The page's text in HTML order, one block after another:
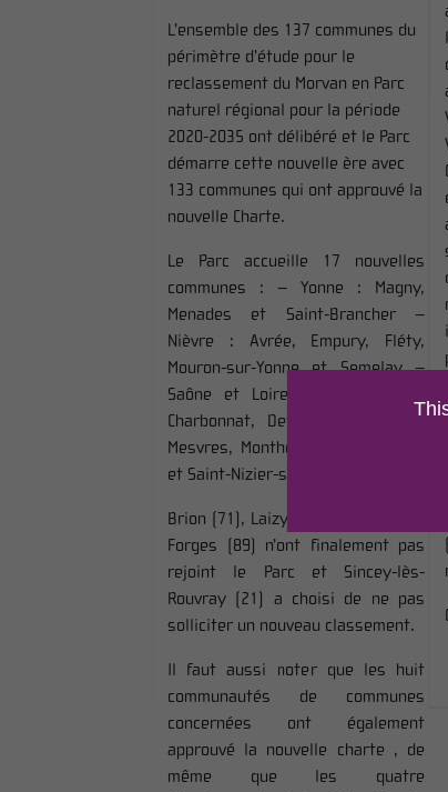
L’ensemble des 137 communes du
périmètre d’étude pour le
reclassement du Morvan en Parc
naturel régional pour la période
2020-2035 ont délibéré et le Parc
démarre cette nouvelle ère avec
133 communes qui ont approuvé la
nouvelle Charte.
Le Parc accueille 17 nouvelles
communes : – Yonne : Magny,
Menades et Saint-Brancher –
Nièvre : Avrée, Empury, Fléty,
Mouron-sur-Yonne et Semelay –
Saône et Loire : Autun, Broye,
Charbonnat, Dettey, La Boulaye,
Mesvres, Monthelon, Saint-Eugène
et Saint-Nizier-sur-Arroux
Brion (71), Laizy (71) et Cussy-les-
Forges (89) n’ont finalement pas
rejoint le Parc et Sincey-lès-
Rouvray (21) a choisi de ne pas
solliciter un nouveau classement.
Il faut aussi noter que les huit
communautés de communes
concernées ont également
approuvé la nouvelle charte , de
même que les quatre